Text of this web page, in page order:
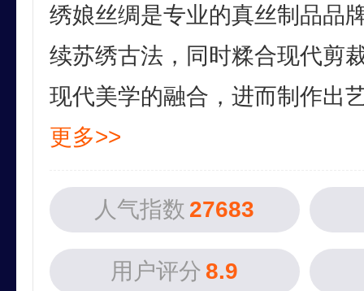
绣娘丝绸是专业的真丝制品品
续苏绣古法，同时糅合现代剪
现代美学的融合，进而制作出
更多>>
人气指数 27683
用户评分 8.9